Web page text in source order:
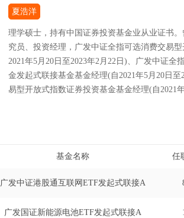
夏浩洋
理学硕士，持有中国证券投资基金业从业证书
究员、投资经理，广发中证全指可选消费交易
2021年5月20日至2023年2月22日)、广发中证
金发起式联接基金基金经理(自2021年5月20日
易型开放式指数证券投资基金基金经理(自2021
数证券投资基金基金经理(自2022年12月28日
放式指数证券投资基金发起式联接基金基金经
基金名称 任
广发中证港股通互联网ETF发起式联接A
广发国证新能源电池ETF发起式联接A